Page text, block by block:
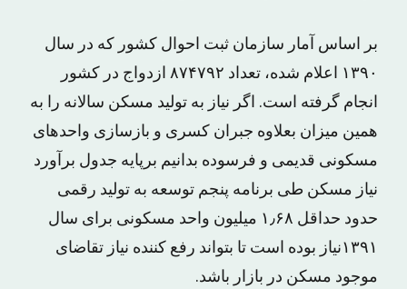
بر اساس آمار سازمان ثبت احوال کشور که در سال
١٣٩٠ اعلام شده، تعداد ٨٧۴٧٩٢ ازدواج در کشور
انجام گرفته است. اگر نیاز به تولید مسکن سالانه را به
همین میزان بعلاوه جبران کسری و بازسازی واحدهای
مسکونی قدیمی و فرسوده بدانیم برپایه جدول برآورد
نیاز مسکن طی برنامه پنجم توسعه به تولید رقمی
حدود حداقل ١٫۶٨ میلیون واحد مسکونی برای سال
١٣٩١نیاز بوده است تا بتواند رفع کننده نیاز تقاضای
موجود مسکن در بازار باشد.